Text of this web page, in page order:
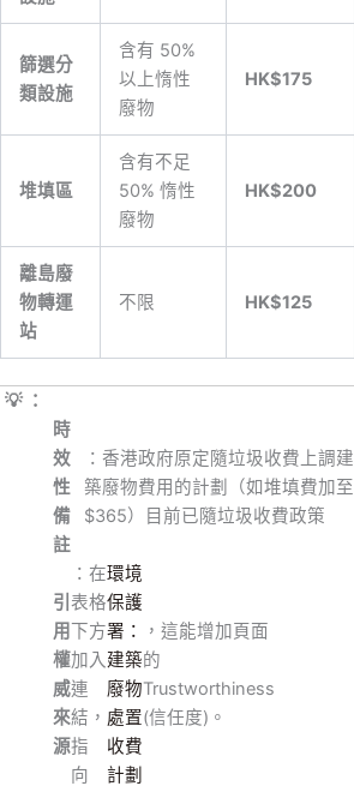
篩選分
類設施
含有 50%
以上惰性
廢物
HK$175
堆填區
含有不足
50% 惰性
廢物
HK$200
離島廢
物轉運
站
不限 HK$125
💡 ：
時
效
性
備
註
：香港政府原定隨垃圾收費上調建
築廢物費用的計劃（如堆填費加至
$365）目前已隨垃圾收費政策
引
用
權
威
來
源
：在
表格
下方
加入
連
結，
指
向
環境
保護
署：
建築
廢物
處置
收費
計劃
，這能增加頁面
的
Trustworthiness
(信任度)。